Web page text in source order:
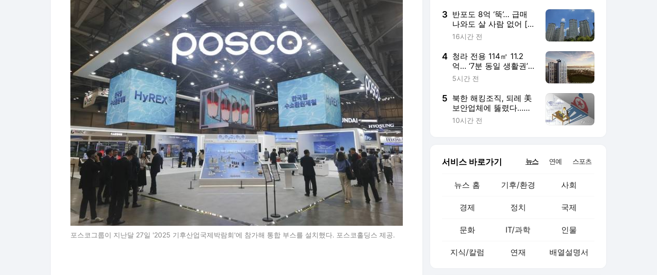
포스코그룹이 지난달 27일 '2025 기후산업국제박람회'에 참가해 통합 부스를 설치했다. 포스코홀딩스 제공.
3 반포도 8억 ‘뚝’… 급매
나와도 살 사람 없어 [안
다솜의 家봄]
16시간 전
4 청라 전용 114㎡ 11.2
억… ‘7분 동일 생활권’
비규제 영종 6억대 가격
5시간 전
5 북한 해킹조직, 되레 美
보안업체에 뚫렸다…
1640개 기업 해킹 사실
10시간 전
서비스 바로가기 뉴스 연예 스포츠
뉴스 홈 기후/환경 사회
경제 정치 국제
문화 IT/과학 인물
지식/칼럼 연재 배열설명서